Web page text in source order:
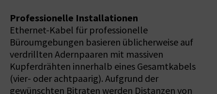
Professionelle Installationen
Ethernet-Kabel für professionelle
Büroumgebungen basieren üblicherweise auf
verdrillten Adernpaaren mit massiven
Kupferdrähten innerhalb eines Gesamtkabels
(vier- oder achtpaarig). Aufgrund der
gewünschten Bitraten werden Distanzen von